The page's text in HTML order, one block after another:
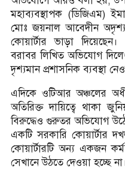
মহাব্যবস্থাপক (ডিজিএম)
মোঃ জয়নাল আবেদীন
কোয়ার্টার ভাড়া
বরাবর লিখিত অভিযোগ
দৃশ্যমান প্রশাসনিক ব্যবস্থা
এদিকে ওটিআর অঞ্চলের
অতিরিক্ত দায়িত্বে থাকা
বিরুদ্ধেও গুরুতর অভিযোগ
একটি সরকারি কোয়ার্টার
কোয়ার্টারটি অন্য একজন
সেখানে উঠতে দেওয়া হচ্ছে না।